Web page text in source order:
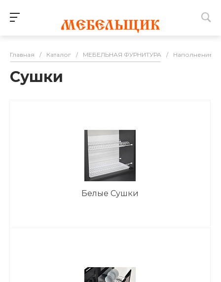
Главная / Каталог / МЕБЕЛЬНАЯ ФУРНИТУРА / Наполнение
Сушки
Белые Сушки